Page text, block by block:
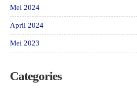
Mei 2024
April 2024
Mei 2023
Categories